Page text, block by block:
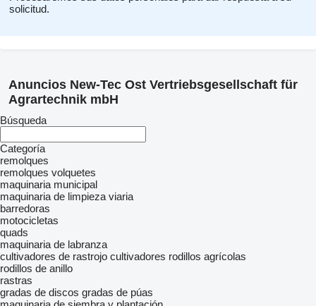
solicitud.
Anuncios New-Tec Ost Vertriebsgesellschaft für
Agrartechnik mbH
Búsqueda
Categoría
remolques
remolques volquetes
maquinaria municipal
maquinaria de limpieza viaria
barredoras
motocicletas
quads
maquinaria de labranza
cultivadores de rastrojo cultivadores rodillos agrícolas
rodillos de anillo
rastras
gradas de discos gradas de púas